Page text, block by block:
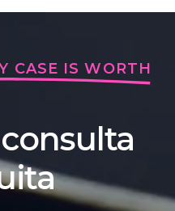
CASE IS WORTH